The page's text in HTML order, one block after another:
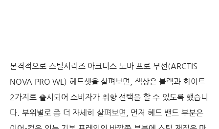
본격적으로 스틸시리즈 아크티스 노바 프로 무선(ARCTIS
NOVA PRO WL) 헤드셋을 살펴보면, 색상은 블랙과 화이트
2가지로 출시되어 소비자가 취향 선택을 할 수 있도록 했습니
다. 부위별로 좀 더 자세히 살펴보면, 먼저 헤드 밴드 부분은